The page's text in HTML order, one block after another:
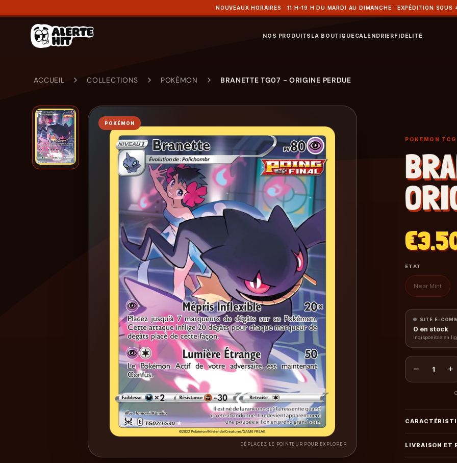
NOUVEAUX HORAIRES · 11 H–19 H DU MARDI AU DIMANCHE · EXPÉDITION SOUS
NOS PRODUITS LA BOUTIQUECALENDRIERFIDÉLITÉ
ACCUEIL COLLECTIONS POKÉMON BRANETTE TG07 - ORIGINE PERDUE
POKÉMON
DÉPLACEZ LE POINTEUR POUR EXPLORER
POKEMON TCG
ÉTAT
Near Mint
SITE E-
0 en stock
Indisponible en
− 1 +
LIVRAISON ET